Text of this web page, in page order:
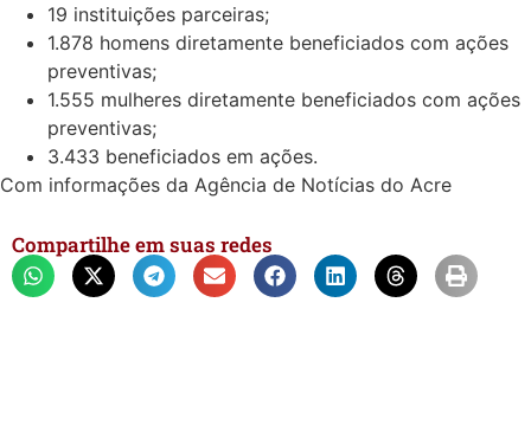
19 instituições parceiras;
1.878 homens diretamente beneficiados com ações
preventivas;
1.555 mulheres diretamente beneficiados com ações
preventivas;
3.433 beneficiados em ações.
Com informações da Agência de Notícias do Acre
Compartilhe em suas redes